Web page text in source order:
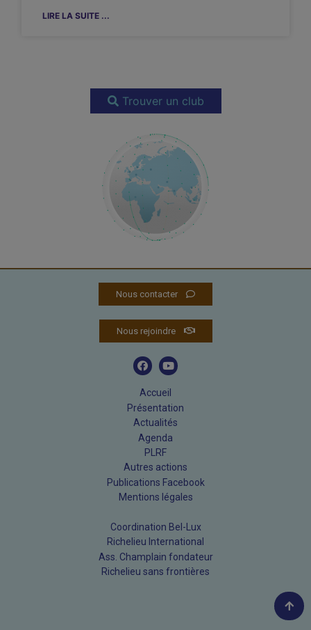
LIRE LA SUITE ...
Trouver un club
Nous contacter
Nous rejoindre
Accueil
Présentation
Actualités
Agenda
PLRF
Autres actions
Publications Facebook
Mentions légales
Coordination Bel-Lux
Richelieu International
Ass. Champlain fondateur
Richelieu sans frontières